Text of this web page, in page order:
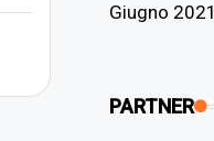
Giugno 2021
PARTNER